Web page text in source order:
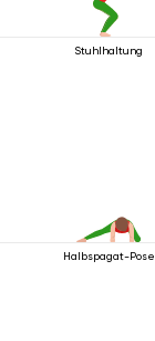
Stuhlhaltung
Halbspagat-Pose